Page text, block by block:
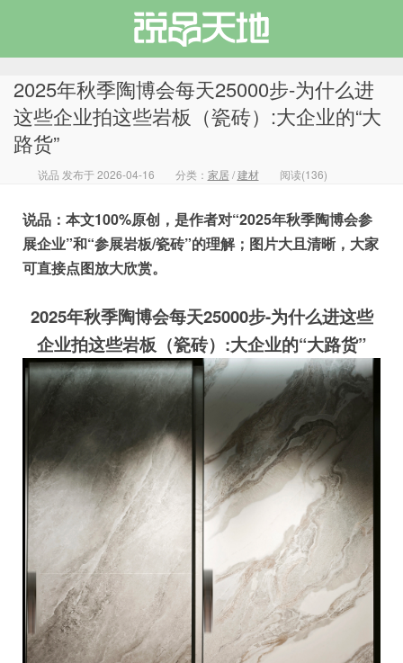
说品天地
2025年秋季陶博会每天25000步-为什么进
这些企业拍这些岩板（瓷砖）:大企业的“大
路货”
说品 发布于 2026-04-16 分类： 家居/建材 阅读(136)
说品：本文100%原创，是作者对“2025年秋季陶博会参
展企业”和“参展岩板/瓷砖”的理解；图片大且清晰，大家
可直接点图放大欣赏。
2025年秋季陶博会每天25000步-为什么进这些
企业拍这些岩板（瓷砖）:大企业的“大路货”